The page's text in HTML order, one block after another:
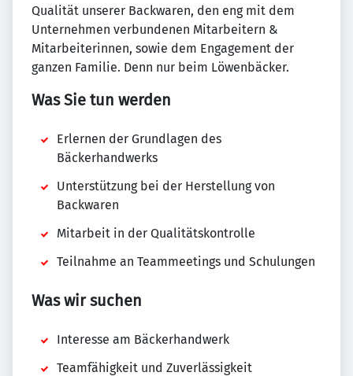
Qualität unserer Backwaren, den eng mit dem
Unternehmen verbundenen Mitarbeitern &
Mitarbeiterinnen, sowie dem Engagement der
ganzen Familie. Denn nur beim Löwenbäcker.
Was Sie tun werden
Erlernen der Grundlagen des
Bäckerhandwerks
Unterstützung bei der Herstellung von
Backwaren
Mitarbeit in der Qualitätskontrolle
Teilnahme an Teammeetings und Schulungen
Was wir suchen
Interesse am Bäckerhandwerk
Teamfähigkeit und Zuverlässigkeit